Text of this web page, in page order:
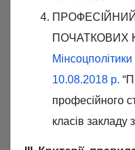
ПОЧАТКОВИХ
10.08.2018 р.
професійного
класів закладу